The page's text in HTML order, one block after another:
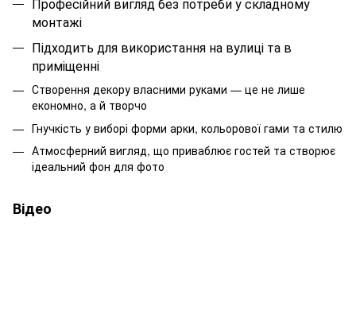
Професійний вигляд без потреби у складному
монтажі
Підходить для використання на вулиці та в
приміщенні
Створення декору власними руками — це не лише
економно, а й творчо
Гнучкість у виборі форми арки, кольорової гами та стилю
Атмосферний вигляд, що приваблює гостей та створює
ідеальний фон для фото
Відео